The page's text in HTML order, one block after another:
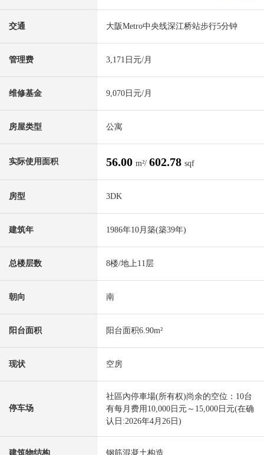
交通 大阪Metro中央线深江桥站步行5分钟
管理费 3,171日元/月
维修基金 9,070日元/月
房屋类型 公寓
实际使用面积 56.00 m²/ 602.78 sqf
房型 3DK
建筑年 1986年10月築(築39年)
总楼层数 8楼/地上11层
朝向 南
阳台面积 阳台面积6.90m²
现状 空房
停车场
社區內停車場(所有权)尚余的空位：10台
有每月费用10,000日元～15,000日元(在确
认日:2026年4月26日)
建筑物结构 钢筋混凝土构造